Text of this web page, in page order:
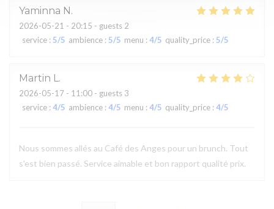
Yaminna N
2026-05-21 - 20:15 - guests 2
service : 5/5 ambience : 5/5 menu : 4/5 quality_price : 5/5
Martin L
2026-05-17 - 11:00 - guests 3
service : 4/5 ambience : 4/5 menu : 4/5 quality_price : 4/5
Nous sommes allés au Café des Anges pour un brunch. Tout
s'est bien passé. Service aimable et bon rapport qualité prix.